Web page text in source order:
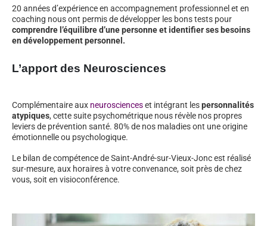
20 années d’expérience en accompagnement professionnel et en
coaching nous ont permis de développer les bons tests pour
comprendre l’équilibre d’une personne et identifier ses besoins
en développement personnel.
L’apport des Neurosciences
Complémentaire aux neuroscienceset intégrant lespersonnalités
atypiques, cette suite psychométrique nous révèle nos propres
leviers de prévention santé. 80% de nos maladies ont une origine
émotionnelle ou psychologique.
Le bilan de compétence de Saint-André-sur-Vieux-Jonc est réalisé
sur-mesure, aux horaires à votre convenance, soit près de chez
vous, soit en visioconférence.